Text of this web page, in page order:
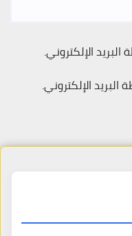
الإلكتروني.
الإلكتروني.